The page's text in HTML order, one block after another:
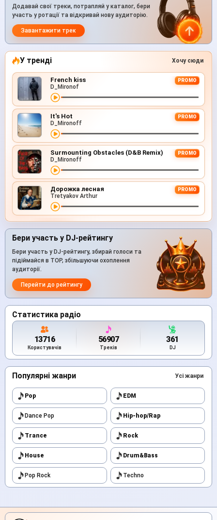
Додавай свої треки, потрапляй у каталог, бери
участь у ротації та відкривай нову аудиторію.
Завантажити трек
У тренді Хочу сюди
French kiss PROMO
D_Mironof
It's Hot PROMO
D_Mironoff
Surmounting Obstacles (D&B Remix) PROMO
D_Mironoff
Дорожка лесная PROMO
Tretyakov Arthur
Бери участь у DJ-рейтингу
Бери участь у DJ-рейтингу, збирай голоси та
підіймайся в TOP, збільшуючи охоплення
аудиторії.
Перейти до рейтингу
Статистика радіо
13716
Користувачів
56907
Треків
361
DJ
Популярні жанри Усі жанри
Pop EDM
Dance Pop Hip-hop/Rap
Trance Rock
House Drum&Bass
Pop Rock Techno